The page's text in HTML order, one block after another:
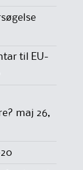
til EU-
maj 26,